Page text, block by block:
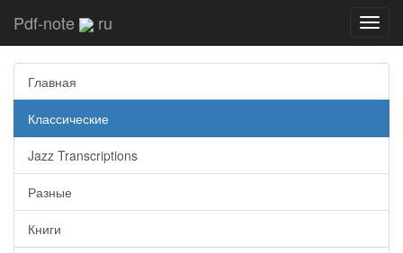
Pdf-note ru
Главная
Классические
Jazz Transcriptions
Разные
Книги